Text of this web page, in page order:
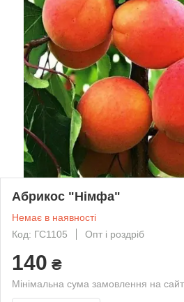
Абрикос "Німфа"
Немає в наявності
Код: ГС1105
Опт і роздріб
140 ₴
Мінімальна сума замовлення на